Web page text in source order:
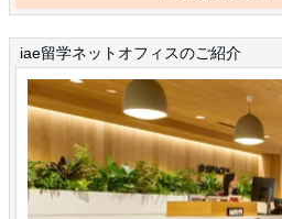
iae留学ネットオフィスのご紹介